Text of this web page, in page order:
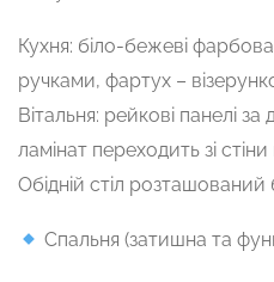
Кухня: біло-бежеві
ручками, фартух –
Вітальня: рейкові панелі
ламінат переходить зі стіни
Обідній стіл розташований
Спальня (затишна та